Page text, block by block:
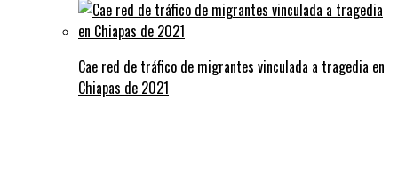
Cae red de tráfico de migrantes vinculada a tragedia en
Chiapas de 2021